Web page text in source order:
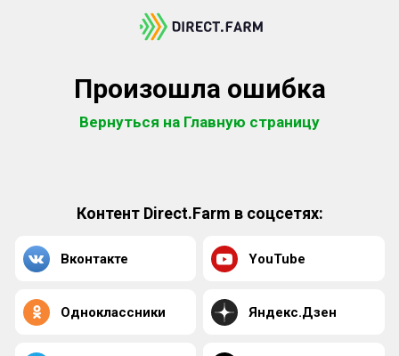
Произошла ошибка
Вернуться на Главную страницу
Контент Direct.Farm в соцсетях:
Вконтакте YouTube
Одноклассники Яндекс.Дзен